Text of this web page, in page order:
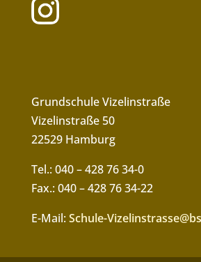
Grundschule Vizelinstraße
Vizelinstraße 50
22529 Hamburg
Tel.: 040 – 428 76 34-0
Fax.: 040 – 428 76 34-22
E-Mail:Schule-